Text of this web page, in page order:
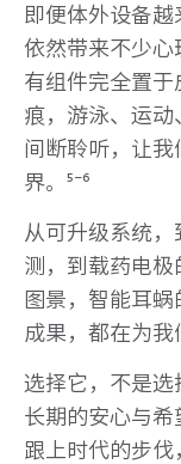
即便体外设备
依然带来不少
有组件完全置
痕，游泳、运动
间断聆听，让
界。⁵⁻⁶
从可升级系统
测，到载药电
图景，智能耳
成果，都在为我
选择它，不是
长期的安心与
跟上时代的步